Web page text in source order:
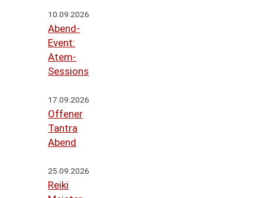
10.09.2026
Abend-
Event:
Atem-
Sessions
17.09.2026
Offener
Tantra
Abend
25.09.2026
Reiki